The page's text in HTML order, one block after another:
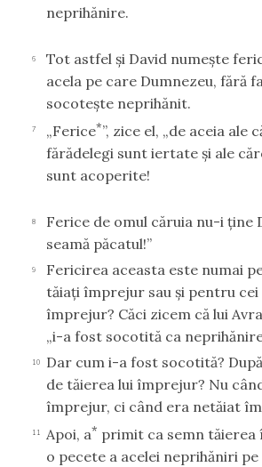
neprihănire.
6
Tot astfel şi David numeşte
acela pe care Dumnezeu, fără
socoteşte neprihănit.
7 „Ferice*”, zice el, „de aceia ale
fărădelegi sunt iertate şi ale
sunt acoperite!
8
Ferice de omul căruia nu-i ţine
seamă păcatul!”
9
Fericirea aceasta este numai
tăiaţi împrejur sau şi pentru cei
împrejur? Căci zicem că lui
„i-a fost socotită ca
10
Dar cum i-a fost socotită?
de tăierea lui împrejur? Nu
împrejur, ci când era netăiat
11 Apoi, a* primit ca semn tăierea
o pecete a acelei neprihăniri